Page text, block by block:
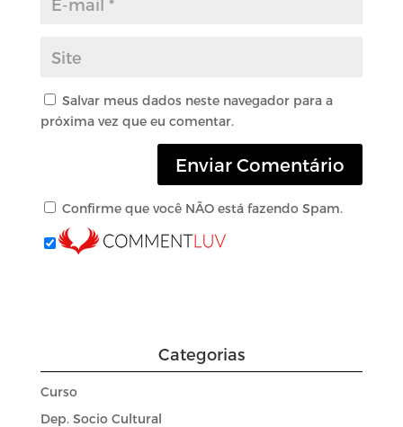
Salvar meus dados neste navegador para a
próxima vez que eu comentar.
Confirme que você NÃO está fazendo Spam.
Categorias
Curso
Dep. Socio Cultural